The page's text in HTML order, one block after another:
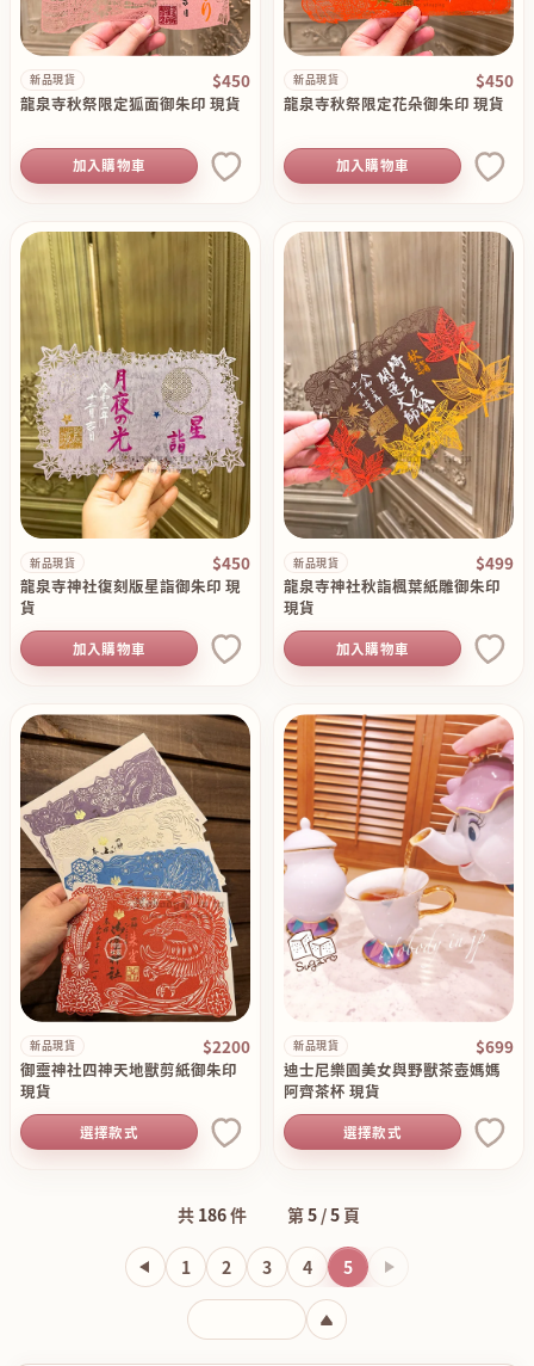
新品現貨 $450
龍泉寺秋祭限定狐面御朱印 現貨
加入購物車
新品現貨 $450
龍泉寺秋祭限定花朵御朱印 現貨
加入購物車
新品現貨 $450
龍泉寺神社復刻版星詣御朱印 現
貨
加入購物車
新品現貨 $499
龍泉寺神社秋詣楓葉紙雕御朱印
現貨
加入購物車
新品現貨 $2200
御靈神社四神天地獸剪紙御朱印
現貨
選擇款式
新品現貨 $699
迪士尼樂園美女與野獸茶壺媽媽
阿齊茶杯 現貨
選擇款式
共 186件 第5 /5 頁
1 2 3 4 5 下一頁
輸入頁碼